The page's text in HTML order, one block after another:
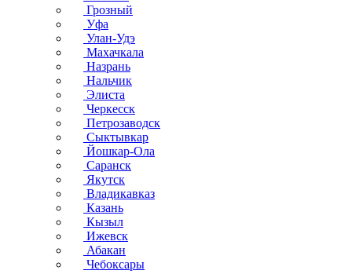
Грозный
Уфа
Улан-Удэ
Махачкала
Назрань
Нальчик
Элиста
Черкесск
Петрозаводск
Сыктывкар
Йошкар-Ола
Саранск
Якутск
Владикавказ
Казань
Кызыл
Ижевск
Абакан
Чебоксары